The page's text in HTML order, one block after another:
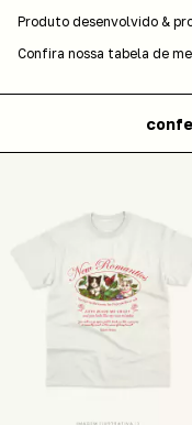
Produto desenvolvido &
Confira nossa tabela de